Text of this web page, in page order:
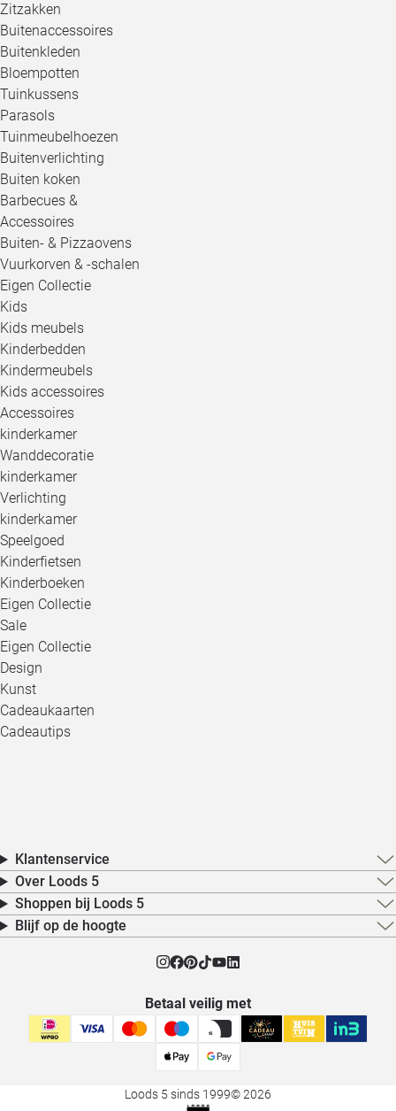
Zitzakken
Buitenaccessoires
Buitenkleden
Bloempotten
Tuinkussens
Parasols
Tuinmeubelhoezen
Buitenverlichting
Buiten koken
Barbecues &
Accessoires
Buiten- & Pizzaovens
Vuurkorven & -schalen
Eigen Collectie
Kids
Kids meubels
Kinderbedden
Kindermeubels
Kids accessoires
Accessoires
kinderkamer
Wanddecoratie
kinderkamer
Verlichting
kinderkamer
Speelgoed
Kinderfietsen
Kinderboeken
Eigen Collectie
Sale
Eigen Collectie
Design
Kunst
Cadeaukaarten
Cadeautips
Klantenservice
Over Loods 5
Shoppen bij Loods 5
Blijf op de hoogte
Betaal veilig met
Loods 5 sinds 1999© 2026